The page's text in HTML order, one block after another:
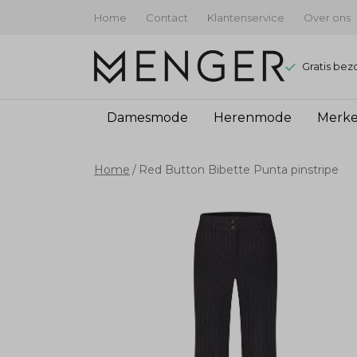
Home Contact Klantenservice Over ons
Gratis
Damesmode Herenmode
Button
Home Red Button Bibette Punta pinstripe